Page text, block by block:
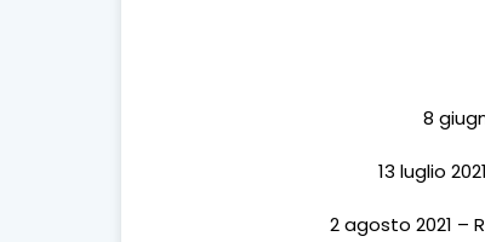
8
13 luglio
2 agosto 2021 –